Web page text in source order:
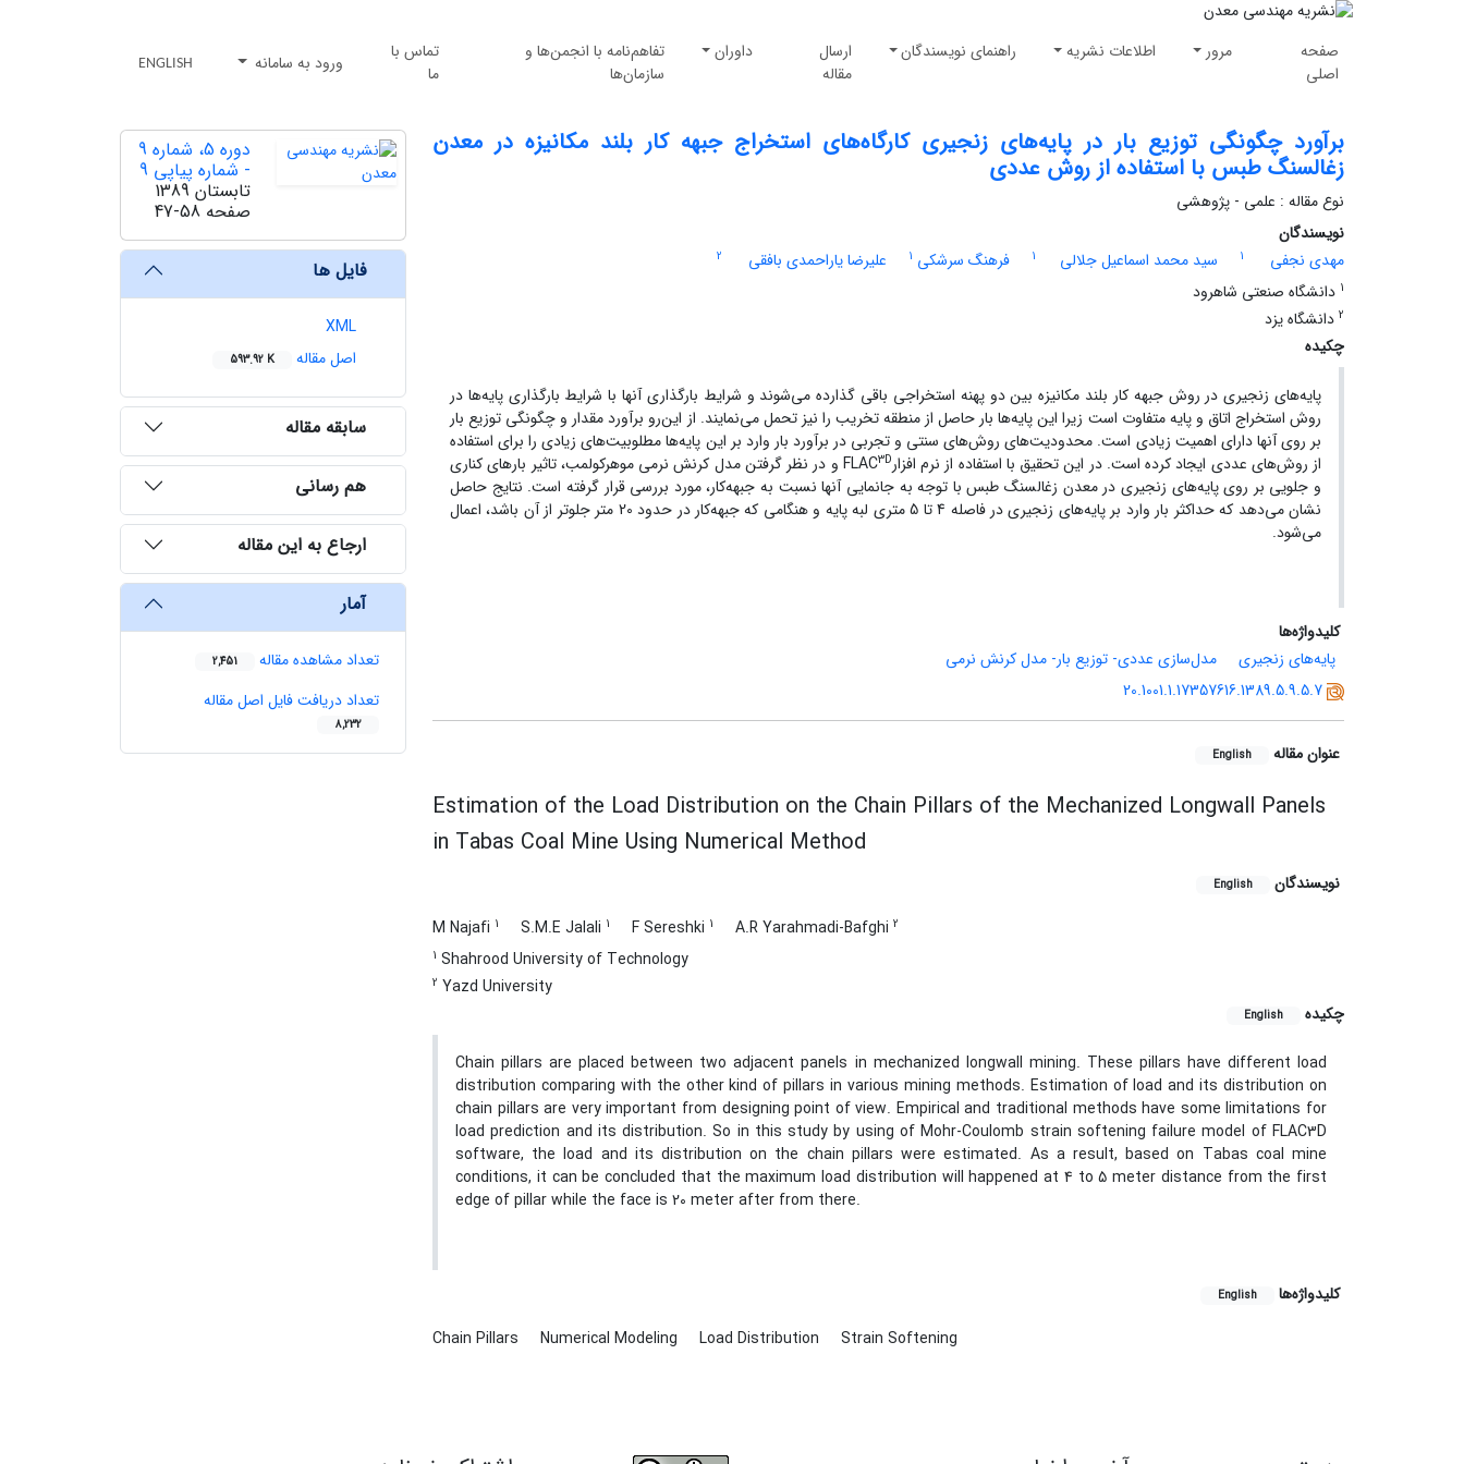
صفحه
اصلی
مرور اطلاعات نشریه راهنمای نویسندگان
ارسال
مقاله
داوران
تفاهم‌نامه با انجمن‌ها و
سازمان‌ها
تماس با
ما
ورود به سامانه ENGLISH
برآورد چگونگی توزیع بار در پایه‌های زنجیری کارگاه‌های استخراج جبهه کار بلند مکانیزه در معدن
زغالسنگ طبس با استفاده از روش عددی
نوع مقاله : علمی - پژوهشی
نویسندگان
مهدی نجفی
1 سید محمد اسماعیل جلالی 1 فرهنگ سرشکی 1 علیرضا یاراحمدی بافقی
2
1 دانشگاه صنعتی شاهرود
2 دانشگاه یزد
چکیده
پایه‌های زنجیری در روش جبهه کار بلند مکانیزه بین دو پهنه استخراجی باقی گذارده می‌شوند و شرایط بارگذاری آنها با شرایط بارگذاری پایه‌ها در
روش استخراج اتاق و پایه متفاوت است زیرا این پایه‌ها بار حاصل از منطقه تخریب را نیز تحمل می‌نمایند. از این‌رو برآورد مقدار و چگونگی توزیع بار
بر روی آنها دارای اهمیت زیادی است. محدودیت‌های روش‌های سنتی و تجربی در برآورد بار وارد بر این پایه‌ها مطلوبیت‌های زیادی را برای استفاده
از روش‌های عددی ایجاد کرده است. در این تحقیق با استفاده از نرم افزارFLAC3D
و در نظر گرفتن مدل کرنش نرمی موهرکولمب، تاثیر بار‌های کناری
و جلویی بر روی پایه‌های زنجیری در معدن زغالسنگ طبس با توجه به جانمایی آنها نسبت به جبهه‌کار، مورد بررسی قرار گرفته است. نتایج حاصل
نشان می‌دهد که حداکثر بار وارد بر پایه‌های زنجیری در فاصله 4 تا 5 متری لبه پایه و هنگامی که جبهه‌کار در حدود 20 متر جلوتر از آن باشد، اعمال
می‌شود.
کلیدواژه‌ها
پایه‌های زنجیری
مدل‌سازی عددی- توزیع بار- مدل کرنش نرمی
20.1001.1.17357616.1389.5.9.5.7
عنوان مقاله English
Estimation of the Load Distribution on the Chain Pillars of the Mechanized Longwall Panels
in Tabas Coal Mine Using Numerical Method
نویسندگان English
M Najafi 1 S.M.E Jalali 1 F Sereshki 1 A.R Yarahmadi-Bafghi 2
1 Shahrood University of Technology
2 Yazd University
چکیده
English
Chain pillars are placed between two adjacent panels in mechanized longwall mining. These pillars have different load
distribution comparing with the other kind of pillars in various mining methods. Estimation of load and its distribution on
chain pillars are very important from designing point of view. Empirical and traditional methods have some limitations for
load prediction and its distribution. So in this study by using of Mohr-Coulomb strain softening failure model of FLAC3D
software, the load and its distribution on the chain pillars were estimated. As a result, based on Tabas coal mine
conditions, it can be concluded that the maximum load distribution will happened at 4 to 5 meter distance from the first
edge of pillar while the face is 20 meter after from there.
کلیدواژه‌ها English
Chain Pillars Numerical Modeling Load Distribution Strain Softening
دوره 5، شماره 9
- شماره پیاپی 9
تابستان 1389
صفحه47-58
فایل ها
XML
اصل مقاله
593.92 K
سابقه مقاله
هم رسانی
ارجاع به این مقاله
آمار
تعداد مشاهده مقاله 2,451
تعداد دریافت فایل اصل مقاله
8,232